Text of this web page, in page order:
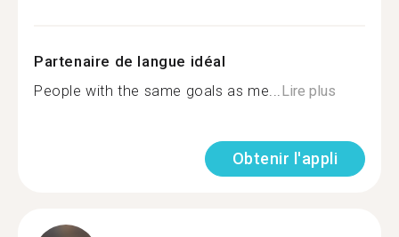
Partenaire de langue idéal
People with the same goals as me...Lire plus
Obtenir l'appli